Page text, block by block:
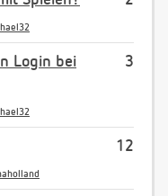
3
Login bei
12